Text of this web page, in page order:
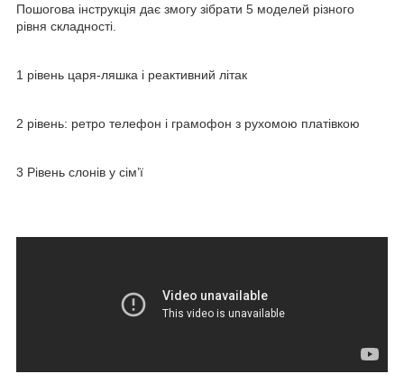
Пошогова інструкція дає змогу зібрати 5 моделей різного
рівня складності.
1 рівень царя-ляшка і реактивний літак
2 рівень: ретро телефон і грамофон з рухомою платівкою
3 Рівень слонів у сім’ї